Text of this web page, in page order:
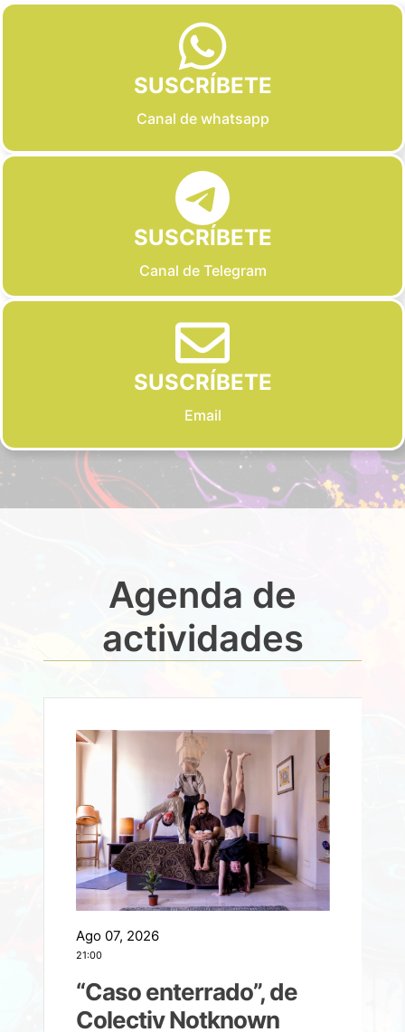
SUSCRÍBETE
Canal de whatsapp
SUSCRÍBETE
Canal de Telegram
SUSCRÍBETE
Email
Agenda de
actividades
Ago 07, 2026
21:00
“Caso enterrado”, de
Colectiv Notknown